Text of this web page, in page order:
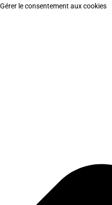
Gérer le consentement aux cookies